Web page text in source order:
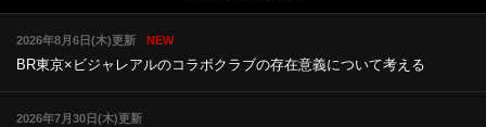
2026年8月6日(木)更新 NEW
BR東京×ビジャレアルのコラボクラブの存在意義について考える
2026年7月30日(木)更新